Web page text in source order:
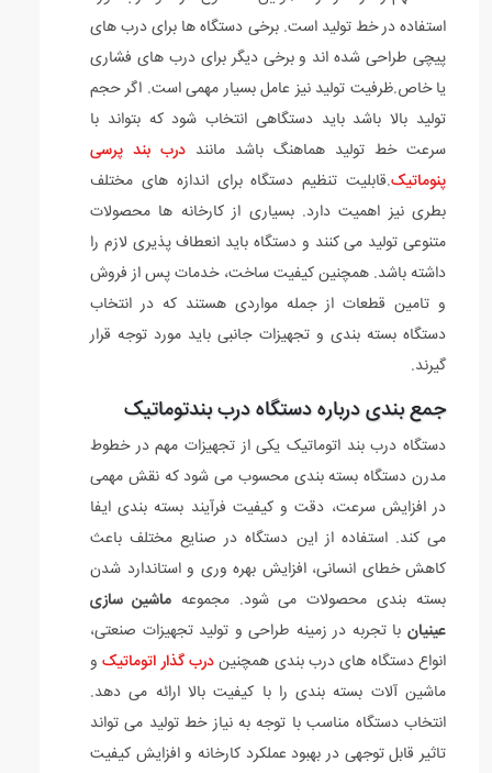
استفاده در خط تولید است. برخی دستگاه ها برای درب های
پیچی طراحی شده اند و برخی دیگر برای درب های فشاری
یا خاص.ظرفیت تولید نیز عامل بسیار مهمی است. اگر حجم
تولید بالا باشد باید دستگاهی انتخاب شود که بتواند با
سرعت خط تولید هماهنگ باشد مانند درب بند پرسی
پنوماتیک.قابلیت تنظیم دستگاه برای اندازه های مختلف
بطری نیز اهمیت دارد. بسیاری از کارخانه ها محصولات
متنوعی تولید می کنند و دستگاه باید انعطاف پذیری لازم را
داشته باشد. همچنین کیفیت ساخت، خدمات پس از فروش
و تامین قطعات از جمله مواردی هستند که در انتخاب
دستگاه بسته بندی و تجهیزات جانبی باید مورد توجه قرار
گیرند.
جمع بندی درباره دستگاه درب بندتوماتیک
دستگاه درب بند اتوماتیک یکی از تجهیزات مهم در خطوط
مدرن دستگاه بسته بندی محسوب می شود که نقش مهمی
در افزایش سرعت، دقت و کیفیت فرآیند بسته بندی ایفا
می کند. استفاده از این دستگاه در صنایع مختلف باعث
کاهش خطای انسانی، افزایش بهره وری و استاندارد شدن
بسته بندی محصولات می شود. مجموعه ماشین سازی
عینیانبا تجربه در زمینه طراحی و تولید تجهیزات صنعتی،
انواع دستگاه های درب بندی همچنیندرب گذار اتوماتیکو
ماشین آلات بسته بندی را با کیفیت بالا ارائه می دهد.
انتخاب دستگاه مناسب با توجه به نیاز خط تولید می تواند
تاثیر قابل توجهی در بهبود عملکرد کارخانه و افزایش کیفیت